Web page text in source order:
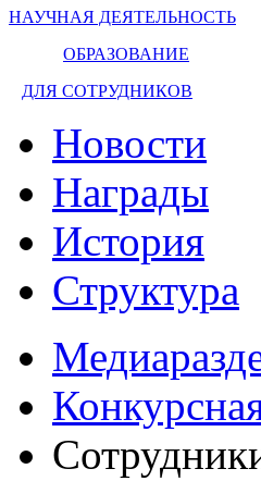
НАУЧНАЯ ДЕЯТЕЛЬНОСТЬ
ОБРАЗОВАНИЕ
ДЛЯ СОТРУДНИКОВ
Новости
Награды
История
Структура